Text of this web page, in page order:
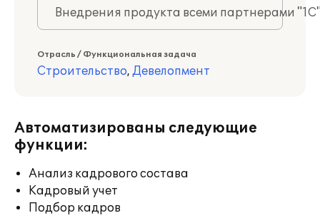
Внедрения продукта всеми партнерами
Отрасль / Функциональная задача
Строительство, Девелопмент
Автоматизированы следующие
функции:
Анализ кадрового состава
Кадровый учет
Подбор кадров